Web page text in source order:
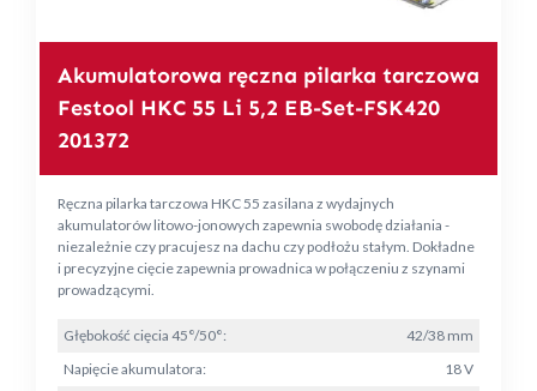
Akumulatorowa ręczna pilarka tarczowa
Festool HKC 55 Li 5,2 EB-Set-FSK420
201372
Ręczna pilarka tarczowa HKC 55 zasilana z wydajnych
akumulatorów litowo-jonowych zapewnia swobodę działania -
niezależnie czy pracujesz na dachu czy podłożu stałym. Dokładne
i precyzyjne cięcie zapewnia prowadnica w połączeniu z szynami
prowadzącymi.
Głębokość cięcia 45°/50°:
42/38 mm
Napięcie akumulatora:
18 V